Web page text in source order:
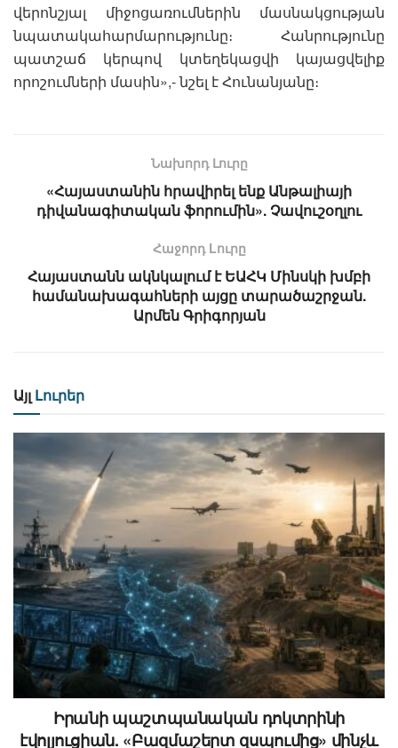
վերոնշյալ միջոցառումներին մասնակցության
նպատակահարմարությունը։ Հանրությունը
պատշաճ կերպով կտեղեկացվի կայացվելիք
որոշումների մասին»,- նշել է Հունանյանը։
Նախորդ Լուրը
«Հայաստանին հրավիրել ենք Անթալիայի
դիվանագիտական ֆորումին». Չավուշօղլու
Հաջորդ Lուրը
Հայաստանն ակնկալում է ԵԱՀԿ Մինսկի խմբի
համանախագահների այցը տարածաշրջան.
Արմեն Գրիգորյան
Այլ Լուրեր
Իրանի պաշտպանական դոկտրինի
էվոլյուցիան. «Բազմաշերտ զսպումից» մինչև